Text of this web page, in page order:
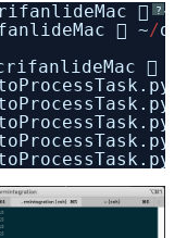
?
 ~
 ~/
 ~